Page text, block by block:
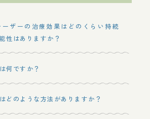
ーザーの治療効果はどのくらい持続
性はありますか？
何ですか？
どのような方法がありますか？